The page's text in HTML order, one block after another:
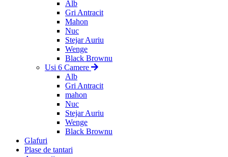
Alb
Gri Antracit
Mahon
Nuc
Stejar Auriu
Wenge
Black Brownu
Usi 6 Camere
Alb
Gri Antracit
mahon
Nuc
Stejar Auriu
Wenge
Black Brownu
Glafuri
Plase de tantari